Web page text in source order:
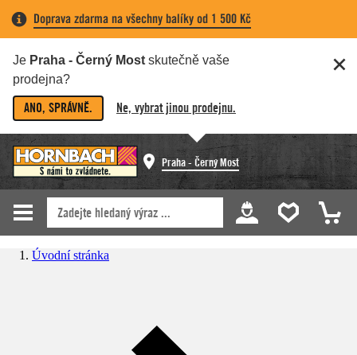
Doprava zdarma na všechny balíky od 1 500 Kč
Je Praha - Černý Most skutečně vaše
prodejna?
ANO, SPRÁVNĚ. Ne, vybrat jinou prodejnu.
Praha - Černý Most
Úvodní stránka